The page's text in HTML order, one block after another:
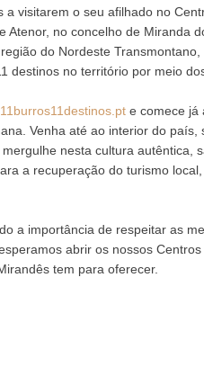
a visitarem o seu afilhado no
Atenor, no concelho de Miranda
do Nordeste
destinos no território por meio
e comece já
Venha até ao interior do
nesta cultura autêntica,
a recuperação do turismo
a importância de respeitar as
abrir os nossos
tem para oferecer.